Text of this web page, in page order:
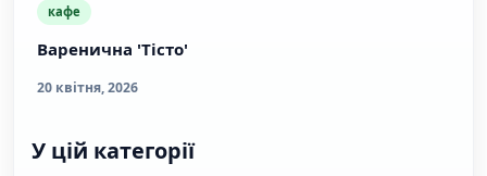
кафе
Варенична 'Тісто'
20 квітня, 2026
У цій категорії